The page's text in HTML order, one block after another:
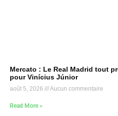
Mercato : Le Real Madrid tout
pour Vinícius Júnior
août 5, 2026 Aucun commentaire
Read More »